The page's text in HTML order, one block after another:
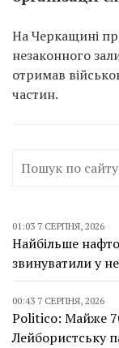
На Черкащині
незаконного
отримав
частин.
01:03 7 СЕРПНЯ, 2026
Найбільше
звинуватили у
00:43 7 СЕРПНЯ, 2026
Politico: Майже
Лейбористську